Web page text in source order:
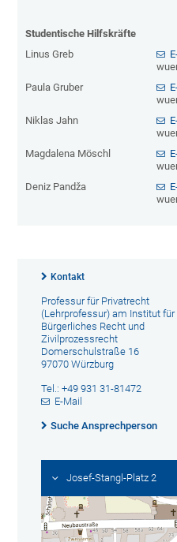
Studentische Hilfskräfte
Linus Greb
Paula Gruber
Niklas Jahn
Magdalena Möschl
Deniz Pandža
Kontakt
Professur für Privatrecht
(Lehrprofessur) am Institut für
Bürgerliches Recht und
Zivilprozessrecht
Domerschulstraße 16
97070 Würzburg
Tel.: +49 931 31-81472
E-Mail
Suche Ansprechperson
Josef-Stangl-Platz 2